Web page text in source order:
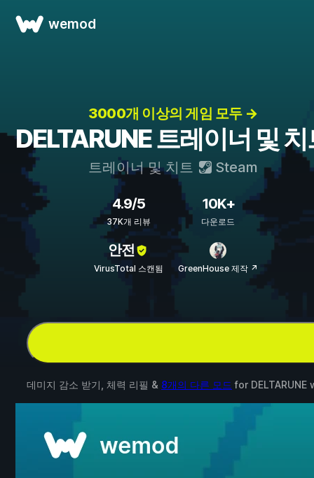
wemod
3000개 이상의 게임 모두 →
DELTARUNE 트레이너 및
트레이너 및 치트 Steam
4.9/5
37K개 리뷰
10K+
다운로드
안전
VirusTotal 스캔됨 GreenHouse 제작 ↗
데미지 감소 받기, 체력 리필 & 8개의 다른 모드 for DELTARUNE